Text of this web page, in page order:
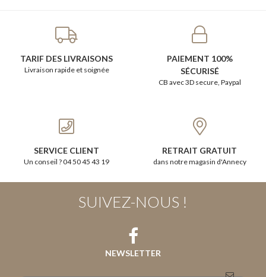
TARIF DES LIVRAISONS
Livraison rapide et soignée
PAIEMENT 100%
SÉCURISÉ
CB avec 3D secure, Paypal
SERVICE CLIENT
Un conseil ? 04 50 45 43 19
RETRAIT GRATUIT
dans notre magasin d'Annecy
SUIVEZ-NOUS !
NEWSLETTER